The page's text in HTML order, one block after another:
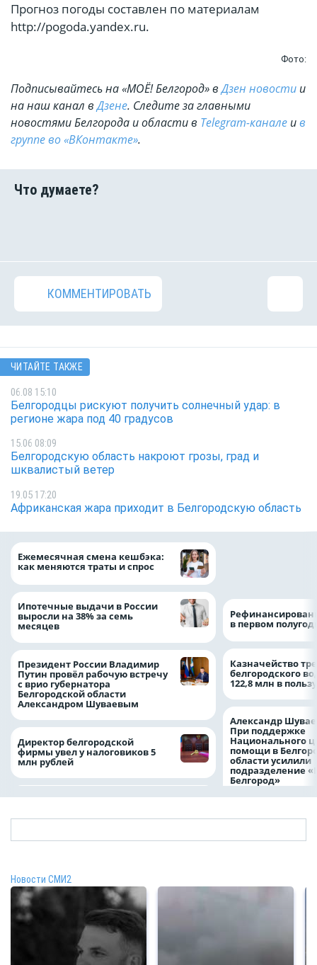
Прогноз погоды составлен по материалам
http://pogoda.yandex.ru.
Фото:
Подписывайтесь на «МОЁ! Белгород» вДзен новости и
на наш канал вДзене. Cледите за главными
новостями Белгорода и области в Telegram-канале ив
группе во «ВКонтакте».
КОММЕНТИРОВАТЬ
ЧИТАЙТЕ ТАКЖЕ
06.08 15:10
Белгородцы рискуют получить солнечный удар: в
регионе жара под 40 градусов
15.06 08:09
Белгородскую область накроют грозы, град и
шквалистый ветер
19.05 17:20
Африканская жара приходит в Белгородскую область
Ежемесячная смена кешбэка:
как меняются траты и спрос
Ипотечные выдачи в России
выросли на 38% за семь
месяцев
Президент России Владимир
Путин провёл рабочую встречу
с врио губернатора
Белгородской области
Александром Шуваевым
Директор белгородской
фирмы увел у налоговиков 5
млн рублей
в первом
Казначейство
белгородского
122,8 млн в
Александр
При поддержке
Национального
помощи в
области усилили
подразделение
Белгород»
Новости СМИ2